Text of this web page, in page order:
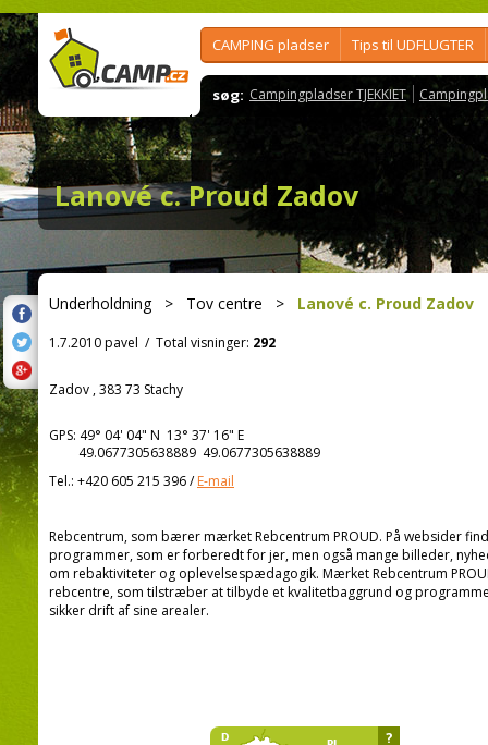
CAMPING pladser Tips til UDFLUGTER
søg: Campingpladser TJEKKIET
Lanové c. Proud Zadov
Underholdning> Tov centre > Lanové c. Proud Zadov
1.7.2010 pavel / Total visninger: 292
Zadov , 383 73 Stachy
GPS: 49° 04' 04" N 13° 37' 16" E
49.0677305638889 49.0677305638889
Tel.: +420 605 215 396/E-mail
Rebcentrum, som bærer mærket Rebcentrum PROUD. På websider
programmer, som er forberedt for jer, men også mange billeder,
om rebaktiviteter og oplevelsespædagogik. Mærket Rebcentrum
rebcentre, som tilstræber at tilbyde et kvalitetbaggrund og
sikker drift af sine arealer.
?